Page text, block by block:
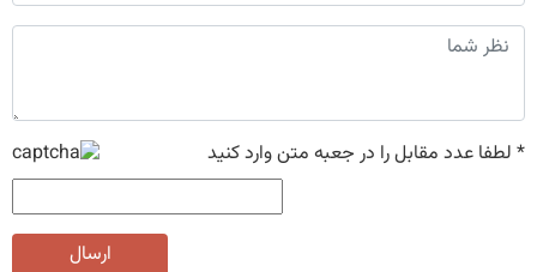
* لطفا عدد مقابل را در جعبه متن وارد کنید
ارسال